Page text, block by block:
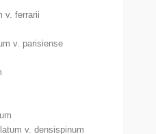
v. ferrarii
v. parisiense
v. densispinum